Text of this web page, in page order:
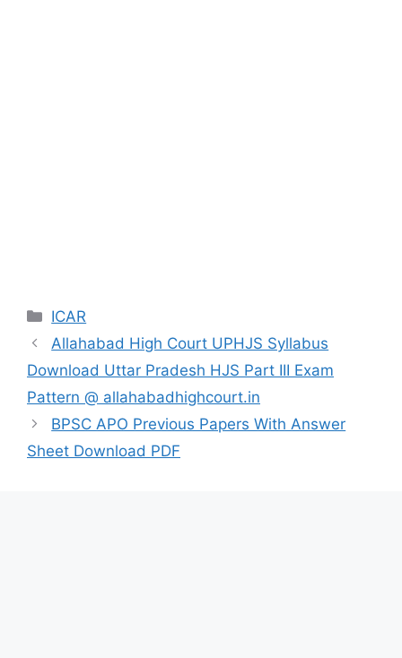
Categories
ICAR
Allahabad High Court UPHJS Syllabus
Download Uttar Pradesh HJS Part III Exam
Pattern @ allahabadhighcourt.in
BPSC APO Previous Papers With Answer
Sheet Download PDF